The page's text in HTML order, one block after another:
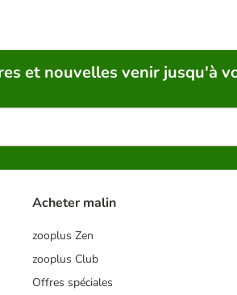
et nouvelles venir jusqu'à
Acheter malin
zooplus Zen
zooplus Club
Offres spéciales